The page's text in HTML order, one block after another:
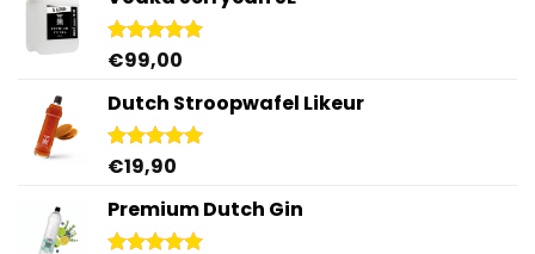
Gewaardeerd
€99,00
Dutch Stroopwafel Likeur
Gewaardeerd
€19,90
Premium Dutch Gin